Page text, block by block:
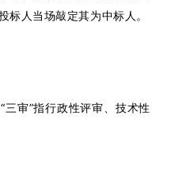
标人当场敲定其为中标人。
审”指行政性评审、技术性